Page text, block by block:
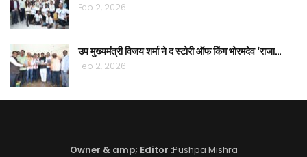
Feb 2, 2026
उप मुख्यमंत्री विजय शर्मा ने द स्टोरी ऑफ किंग भोरमदेव ‘राजा…
Feb 2, 2026
Owner & amp; Editor :Pushpa Mishra